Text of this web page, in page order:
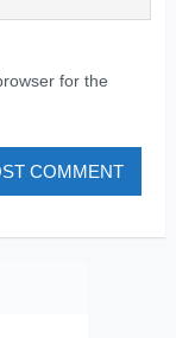
for the